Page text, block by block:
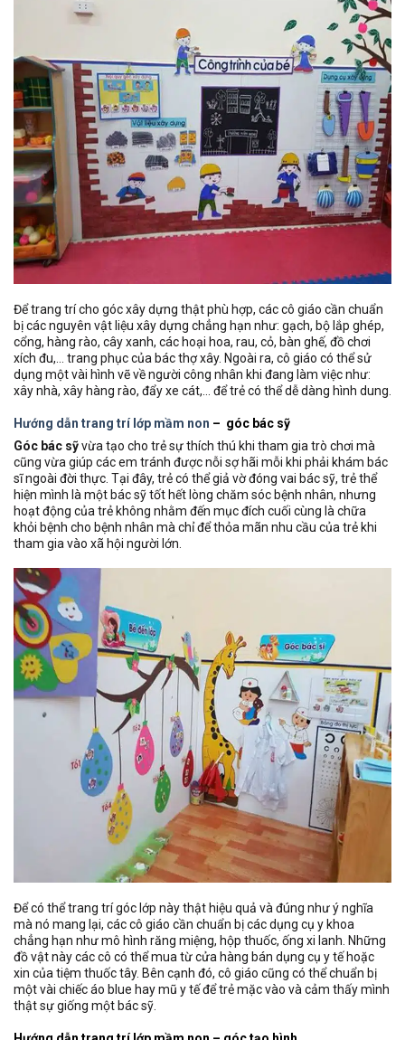
Để trang trí cho góc xây dựng thật phù hợp, các cô giáo cần chuẩn
bị các nguyên vật liệu xây dựng chẳng hạn như: gạch, bộ lắp ghép,
cổng, hàng rào, cây xanh, các hoại hoa, rau, cỏ, bàn ghế, đồ chơi
xích đu,… trang phục của bác thợ xây. Ngoài ra, cô giáo có thể sử
dụng một vài hình vẽ về người công nhân khi đang làm việc như:
xây nhà, xây hàng rào, đẩy xe cát,… để trẻ có thể dễ dàng hình dung.
Hướng dẫn trang trí lớp mầm non – góc bác sỹ
Góc bác sỹvừa tạo cho trẻ sự thích thú khi tham gia trò chơi mà
cũng vừa giúp các em tránh được nỗi sợ hãi mỗi khi phải khám bác
sĩ ngoài đời thực. Tại đây, trẻ có thể giả vờ đóng vai bác sỹ, trẻ thể
hiện mình là một bác sỹ tốt hết lòng chăm sóc bệnh nhân, nhưng
hoạt động của trẻ không nhằm đến mục đích cuối cùng là chữa
khỏi bệnh cho bệnh nhân mà chỉ để thỏa mãn nhu cầu của trẻ khi
tham gia vào xã hội người lớn.
Để có thể trang trí góc lớp này thật hiệu quả và đúng như ý nghĩa
mà nó mang lại, các cô giáo cần chuẩn bị các dụng cụ y khoa
chẳng hạn như mô hình răng miệng, hộp thuốc, ống xi lanh. Những
đồ vật này các cô có thể mua từ cửa hàng bán dụng cụ y tế hoặc
xin của tiệm thuốc tây. Bên cạnh đó, cô giáo cũng có thể chuẩn bị
một vài chiếc áo blue hay mũ y tế để trẻ mặc vào và cảm thấy mình
thật sự giống một bác sỹ.